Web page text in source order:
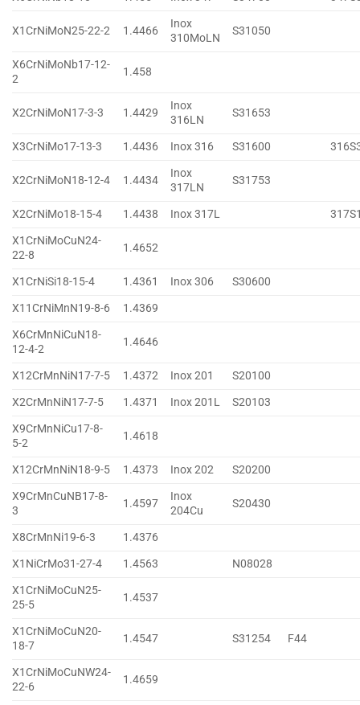
X1CrNiMoN25-22-2 1.4466
Inox
310MoLN
S31050
X6CrNiMoNb17-12-
2
1.458
X2CrNiMoN17-3-3 1.4429
Inox
316LN
S31653
X3CrNiMo17-13-3 1.4436 Inox 316 S31600
X2CrNiMoN18-12-4 1.4434
Inox
317LN
S31753
X2CrNiMo18-15-4 1.4438 Inox 317L
X1CrNiMoCuN24-
22-8
1.4652
X1CrNiSi18-15-4 1.4361 Inox 306
S30600
X11CrNiMnN19-8-6
1.4369
X6CrMnNiCuN18-
12-4-2
1.4646
X12CrMnNiN17-7-5 1.4372 Inox 201
S20100
X2CrMnNiN17-7-5
1.4371 Inox 201L
S20103
X9CrMnNiCu17-8-
5-2
1.4618
X12CrMnNiN18-9-5 1.4373 Inox 202
S20200
X9CrMnCuNB17-8-
3
1.4597
Inox
204Cu
S20430
X8CrMnNi19-6-3
1.4376
X1NiCrMo31-27-4
1.4563
N08028
X1CrNiMoCuN25-
25-5
1.4537
X1CrNiMoCuN20-
18-7
1.4547 S31254 F44
X1CrNiMoCuNW24-
22-6
1.4659